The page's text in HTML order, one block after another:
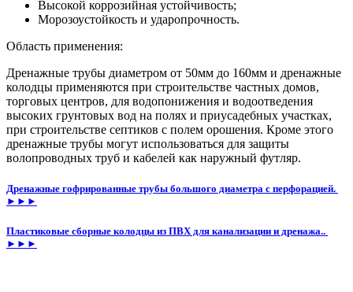
Высокой коррозийная устойчивость;
Морозоустойкость и ударопрочность.
Область применения:
Дренажные трубы диаметром от 50мм до 160мм и дренажные
колодцы применяются при строительстве частных домов,
торговых центров, для водопонижения и водоотведения
высоких грунтовых вод на полях и приусадебных участках,
при строительстве септиков с полем орошения. Кроме этого
дренажные трубы могут использоваться для защиты
волопроводных труб и кабелей как наружный футляр.
Дренажные гофрированные трубы большого диаметра с перфорацией.
►►►
Пластиковые сборные колодцы из ПВХ для канализации и дренажа..
►►►